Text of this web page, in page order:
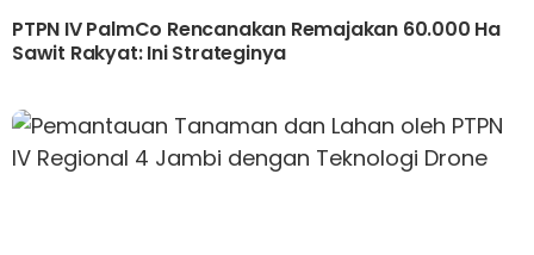
PTPN IV PalmCo Rencanakan Remajakan 60.000 Ha
Sawit Rakyat: Ini Strateginya